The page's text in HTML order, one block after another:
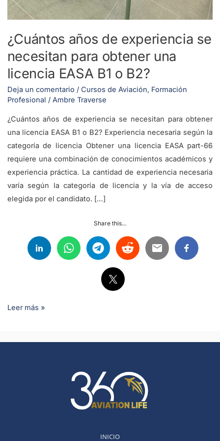
¿Cuántos años de experiencia se
necesitan para obtener una
licencia EASA B1 o B2?
Deja un comentario / Cursos de Aviación, Formación
Profesional / Ambre Traverse
¿Cuántos años de experiencia se necesitan para obtener
una licencia EASA B1 o B2? Experiencia necesaria según la
categoría de licencia Obtener una licencia EASA part-66
requiere una combinación de conocimientos académicos y
experiencia práctica. La cantidad de experiencia necesaria
varía según la categoría de licencia y la vía de acceso
elegida por el candidato. […]
Share this...
Leer más »
INICIO